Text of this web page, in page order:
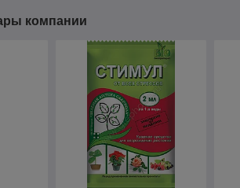
компании